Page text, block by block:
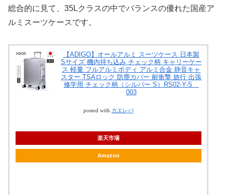
総合的に見て、35Lクラスの中でバランスの優れた国産ア
ルミスーツケースです。
【ADIGO】オールアルミ スーツケース 日本製
Sサイズ 機内持ち込み チェック柄 キャリーケー
ス 軽量 フルアルミボディ アルミ合金 静音キャ
スター TSAロック 防塵カバー 耐衝撃 旅行 出張
修学用 チェック柄（シルバー S）RS02-Y-S
003
posted with カエレバ
楽天市場
Amazon